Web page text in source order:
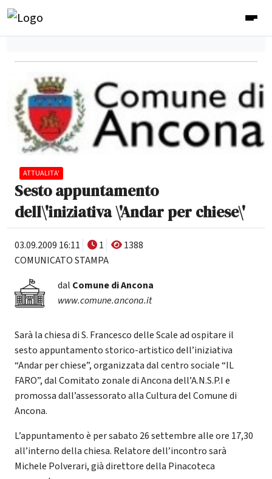
ATTUALITA'
Sesto appuntamento
dell\'iniziativa \'Andar per chiese\'
03.09.2009 16:11 1
1388
COMUNICATO STAMPA
dal Comune di Ancona
www.comune.ancona.it
Sarà la chiesa di S. Francesco delle Scale ad ospitare il
sesto appuntamento storico-artistico dell’iniziativa
“Andar per chiese”, organizzata dal centro sociale “IL
FARO”, dal Comitato zonale di Ancona dell’A.N.S.P.I e
promossa dall’assessorato alla Cultura del Comune di
Ancona.
L’appuntamento è per sabato 26 settembre alle ore 17,30
all’interno della chiesa. Relatore dell’incontro sarà
Michele Polverari, già direttore della Pinacoteca